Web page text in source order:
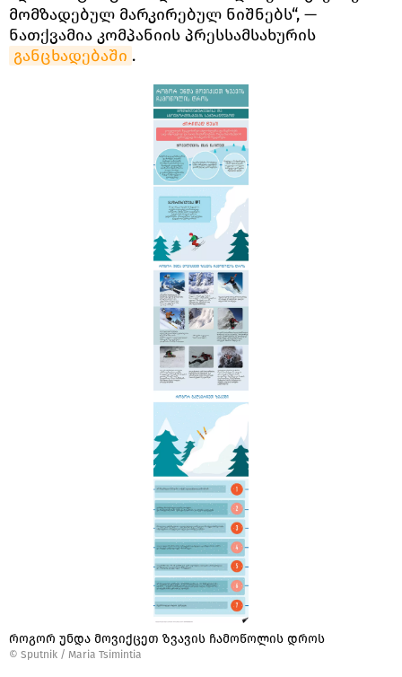
მომზადებულ მარკირებულ ნიშნებს“, —
ნათქვამია კომპანიის პრესსამსახურის
განცხადებაში .
როგორ უნდა მოვიქცეთ ზვავის ჩამოწოლის დროს
© Sputnik / Maria Tsimintia